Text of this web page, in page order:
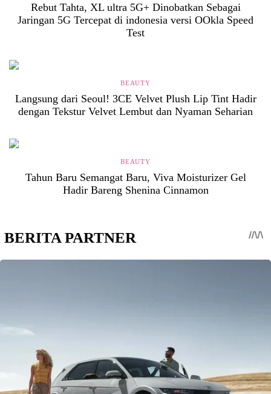
Rebut Tahta, XL ultra 5G+ Dinobatkan Sebagai
Jaringan 5G Tercepat di indonesia versi OOkla Speed
Test
BEAUTY
Langsung dari Seoul! 3CE Velvet Plush Lip Tint Hadir
dengan Tekstur Velvet Lembut dan Nyaman Seharian
BEAUTY
Tahun Baru Semangat Baru, Viva Moisturizer Gel
Hadir Bareng Shenina Cinnamon